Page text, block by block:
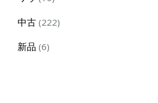
中古 222222
新品 66